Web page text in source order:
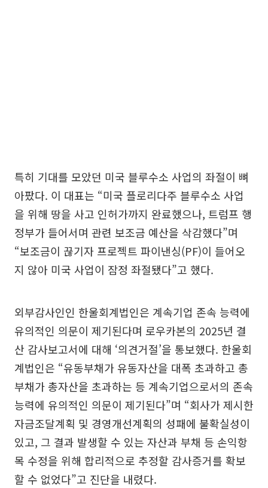
특히 기대를 모았던 미국 블루수소 사업의 좌절이 뼈
아팠다. 이 대표는 “미국 플로리다주 블루수소 사업
을 위해 땅을 사고 인허가까지 완료했으나, 트럼프 행
정부가 들어서며 관련 보조금 예산을 삭감했다”며
“보조금이 끊기자 프로젝트 파이낸싱(PF)이 들어오
지 않아 미국 사업이 잠정 좌절됐다”고 했다.
외부감사인인 한울회계법인은 계속기업 존속 능력에
유의적인 의문이 제기된다며 로우카본의 2025년 결
산 감사보고서에 대해 ‘의견거절’을 통보했다. 한울회
계법인은 “유동부채가 유동자산을 대폭 초과하고 총
부채가 총자산을 초과하는 등 계속기업으로서의 존속
능력에 유의적인 의문이 제기된다”며 “회사가 제시한
자금조달계획 및 경영개선계획의 성패에 불확실성이
있고, 그 결과 발생할 수 있는 자산과 부채 등 손익항
목 수정을 위해 합리적으로 추정할 감사증거를 확보
할 수 없었다”고 진단을 내렸다.